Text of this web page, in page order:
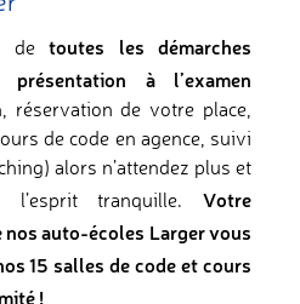
detoutes les démarches
à l’examen
réservation de votre place,
de code en agence, suivi
alors n’attendez plus et
l’esprit tranquille. Votre
auto-écoles Larger vous
15 salles de code et cours
!